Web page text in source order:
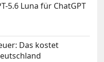
5.6 Luna für ChatGPT
Das kostet